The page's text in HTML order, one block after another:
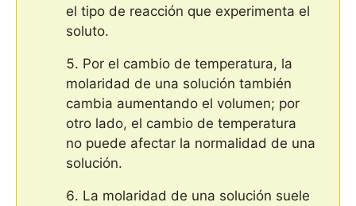
el tipo de reacción que experimenta el
soluto.
Por el cambio de temperatura, la
molaridad de una solución también
cambia aumentando el volumen; por
otro lado, el cambio de temperatura
no puede afectar la normalidad de una
solución.
La molaridad de una solución suele